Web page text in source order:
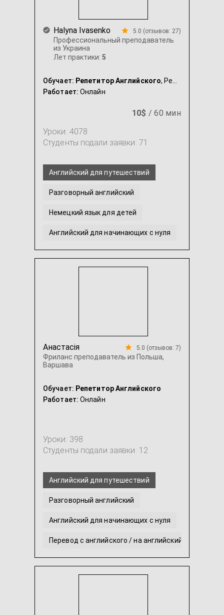
Halyna Ivasenko
Профессиональный преподаватель
из Украина
Лет практики: 5
5.0 (отзывов: 27)
Обучает: Репетитор Английского, Репетитор Немецкого
Работает: Онлайн
10$ / 60 мин
Уроки: 4078
Студенты подали заявки: 71
Английский для путешествий
Разговорный английский
Немецкий язык для детей
Английский для начинающих с нуля
Английский язык для детей
Анастасія
Фриланс преподаватель из Польша,
Варшава
5.0 (отзывов: 7)
Обучает: Репетитор Английского
Работает: Онлайн
Уроки: 398
Студенты подали заявки: 12
Английский для путешествий
Разговорный английский
Английский для начинающих с нуля
Перевод с английского / на английский
Английский язык для школьников